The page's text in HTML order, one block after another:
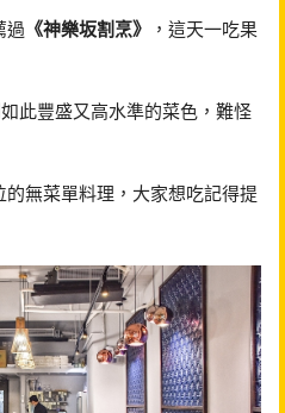
過 《神樂坂割烹》
，這天一吃果
此豐盛又高水準的菜色，難怪
無菜單料理，大家想吃記得提